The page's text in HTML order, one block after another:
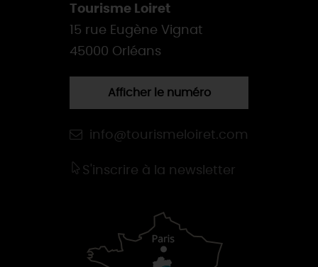
Tourisme Loiret
15 rue Eugène Vignat
45000 Orléans
Afficher le numéro
info@tourismeloiret.com
S'inscrire à la newsletter